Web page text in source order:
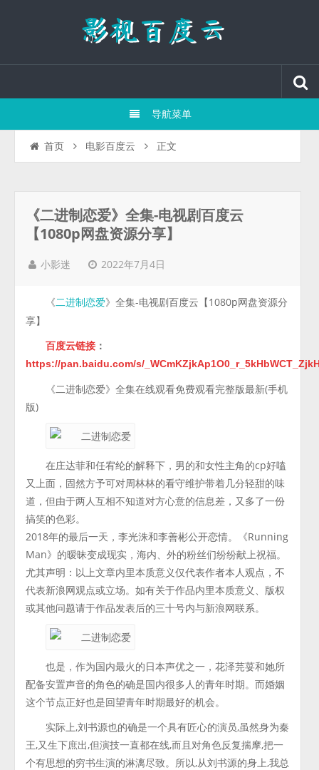
导航菜单
首页 电影百度云 正文
《二进制恋爱》全集-电视剧百度云
【1080p网盘资源分享】
小影迷 2022年7月4日
《二进制恋爱》全集-电视剧百度云【1080p网盘资源分
享】
百度云链接 ：
https://pan.baidu.com/s/
《二进制恋爱》全集在线观看免费观看完整版最新(手机
版)
在庄达菲和任宥纶的解释下，男的和女性主角的cp好嗑
又上面，固然方予可对周林林的看守维护带着几分轻甜的味
道，但由于两人互相不知道对方心意的信息差，又多了一份
搞笑的色彩。
2018年的最后一天，李光洙和李善彬公开恋情。《Running
Man》的暧昧变成现实，海内、外的粉丝们纷纷献上祝福。
尤其声明：以上文章内里本质意义仅代表作者本人观点，不
代表新浪网观点或立场。如有关于作品内里本质意义、版权
或其他问题请于作品发表后的三十号内与新浪网联系。
也是，作为国内最火的日本声优之一，花泽芫荽和她所
配备安置声音的角色的确是国内很多人的青年时期。而婚姻
这个节点正好也是回望青年时期最好的机会。
实际上,刘书源也的确是一个具有匠心的演员,虽然身为秦
王,又生下庶出,但演技一直都在线,而且对角色反复揣摩,把一
个有思想的穷书生演的淋漓尽致。所以,从刘书源的身上,我总